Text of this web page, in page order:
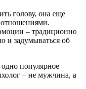
голову, она еще
– традиционно
и задумываться об
популярное
– не мужчина, а